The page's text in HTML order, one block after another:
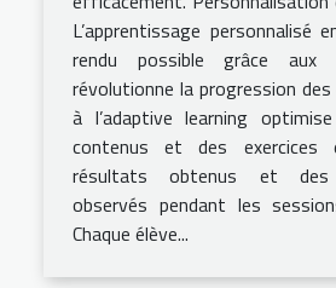
L’apprentissage personnalisé
rendu possible grâce aux
révolutionne la progression des
à l’adaptive learning
contenus et des exercices
résultats obtenus et des
observés pendant les
Chaque élève...